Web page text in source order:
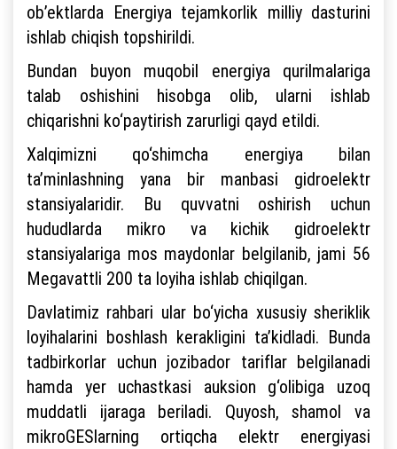
ob’ektlarda Energiya tejamkorlik milliy dasturini
ishlab chiqish topshirildi.
Bundan buyon muqobil energiya qurilmalariga
talab oshishini hisobga olib, ularni ishlab
chiqarishni ko‘paytirish zarurligi qayd etildi.
Xalqimizni qo‘shimcha energiya bilan
ta’minlashning yana bir manbasi gidroelektr
stansiyalaridir. Bu quvvatni oshirish uchun
hududlarda mikro va kichik gidroelektr
stansiyalariga mos maydonlar belgilanib, jami 56
Megavattli 200 ta loyiha ishlab chiqilgan.
Davlatimiz rahbari ular bo‘yicha xususiy sheriklik
loyihalarini boshlash kerakligini ta’kidladi. Bunda
tadbirkorlar uchun jozibador tariflar belgilanadi
hamda yer uchastkasi auksion g‘olibiga uzoq
muddatli ijaraga beriladi. Quyosh, shamol va
mikroGESlarning ortiqcha elektr energiyasi